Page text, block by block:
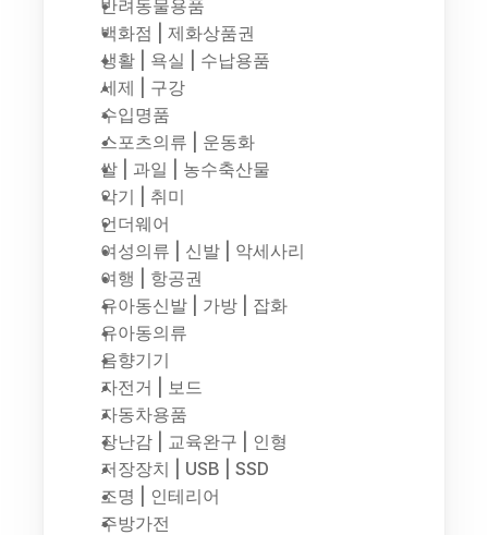
반려동물용품
백화점 | 제화상품권
생활 | 욕실 | 수납용품
세제 | 구강
수입명품
스포츠의류 | 운동화
쌀 | 과일 | 농수축산물
악기 | 취미
언더웨어
여성의류 | 신발 | 악세사리
여행 | 항공권
유아동신발 | 가방 | 잡화
유아동의류
음향기기
자전거 | 보드
자동차용품
장난감 | 교육완구 | 인형
저장장치 | USB | SSD
조명 | 인테리어
주방가전